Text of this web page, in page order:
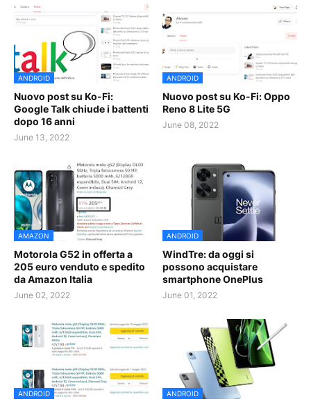
ANDROID
Nuovo post su Ko-Fi:
Google Talk chiude i battenti
dopo 16 anni
June 13, 2022
ANDROID
Nuovo post su Ko-Fi: Oppo
Reno 8 Lite 5G
June 08, 2022
AMAZON
Motorola G52 in offerta a
205 euro venduto e spedito
da Amazon Italia
June 02, 2022
ANDROID
WindTre: da oggi si
possono acquistare
smartphone OnePlus
June 01, 2022
ANDROID ANDROID